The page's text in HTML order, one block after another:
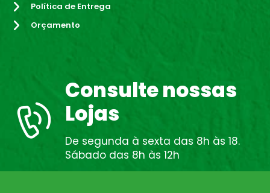
Política de Entrega
Orçamento
Consulte nossas
Lojas
De segunda à sexta das 8h às 18.
Sábado das 8h às 12h